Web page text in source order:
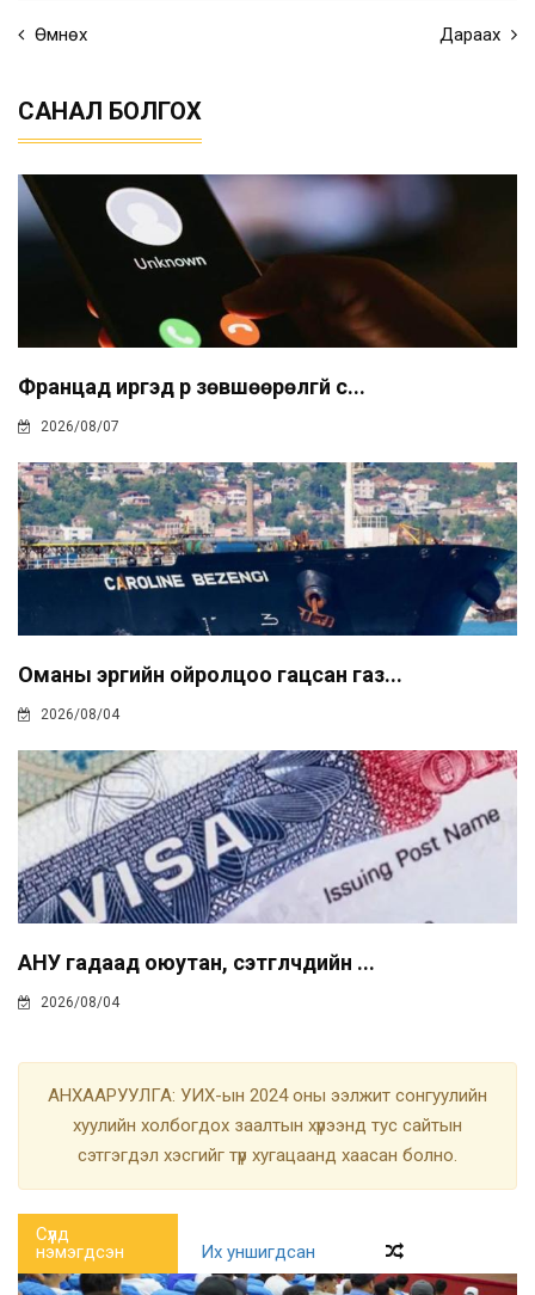
Өмнөх Дараах
САНАЛ БОЛГОХ
Францад иргэд рүү зөвшөөрөлгүй с...
2026/08/07
Оманы эргийн ойролцоо гацсан газ...
2026/08/04
АНУ гадаад оюутан, сэтгүүлчдийн ...
2026/08/04
АНХААРУУЛГА: УИХ-ын 2024 оны ээлжит сонгуулийн
хуулийн холбогдох заалтын хүрээнд тус сайтын
сэтгэгдэл хэсгийг түр хугацаанд хаасан болно.
Сүүлд
нэмэгдсэн
Их уншигдсан